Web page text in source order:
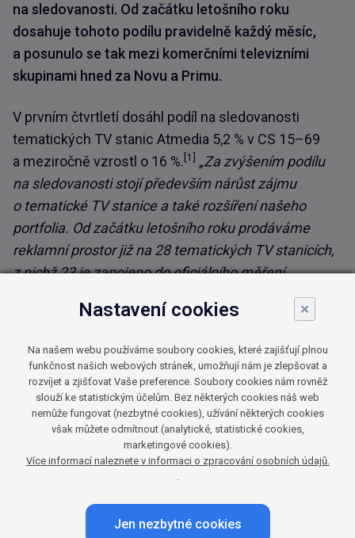
na sledovanosti. Od začátku letošního roku
dosahuje tohoto podílu pravidelně každý měsíc,
a posunulo se tak mezi komerčními televizními
skupinami hned za Novu a Primu.
V prvním čtvrtletí dosáhl podíl na sledovanosti
tematických TV stanic Atmedia 5,2 % v CS 15–69
a meziročně vzrostl o 16 %.[1] „Za zvýšením podílu
na sledovanosti stojí především nárůst zájmu
o tematické TV stanice a také rozšíření našeho
portfolia. Od začátku letošního roku prodáváme
reklamní prostor již na 28 tematických TV stanicích,
z nichž 23 je zapojeno do oficiálního měření
Managing Director společnosti Atmedia.
K prozatím poslednímu rozšíření portfolia došlo
v průběhu prvního čtvrtletí letošního roku, a to
o Seznam.cz TV, kterou společnost od ledna
zastupuje při prodeji reklamního prostoru. Od února
se pak do oficiálního měření sledovanosti
pod skupinou Atmedia zapojily TV stanice Skylink 7
které Atmedia na českém trhu zastupuje, patří JOJ
×
Nastavení cookies
Na našem webu používáme soubory cookies, které zajišťují plnou
funkčnost našich webových stránek, umožňují nám je zlepšovat a
rozvíjet a zjišťovat Vaše preference. Soubory cookies nám rovněž
slouží ke statistickým účelům. Bez některých cookies náš web
nemůže fungovat (nezbytné cookies), užívání některých cookies
však můžete odmítnout (analytické, statistické cookies,
marketingové cookies).
Více informací naleznete v informaci o zpracování osobních údajů.
.
Jen nezbytné cookies